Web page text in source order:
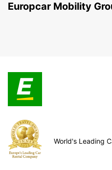
Europcar Mobility
World's Leading